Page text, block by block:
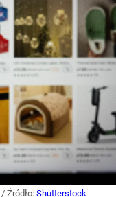
/ Źródło: Shutterstock